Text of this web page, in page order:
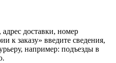
доставки, номер
к заказу» введите сведения,
например: подъезды в